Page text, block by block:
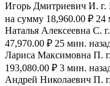
Игорь Дмитриевич И. г.
на сумму 18,960.00 ₽ 24
Наталья Алексеевна С.
47,970.00 ₽ 25 мин.
Лариса Максимовна П.
193,080.00 ₽ 3 мин.
Андрей Николаевич П.